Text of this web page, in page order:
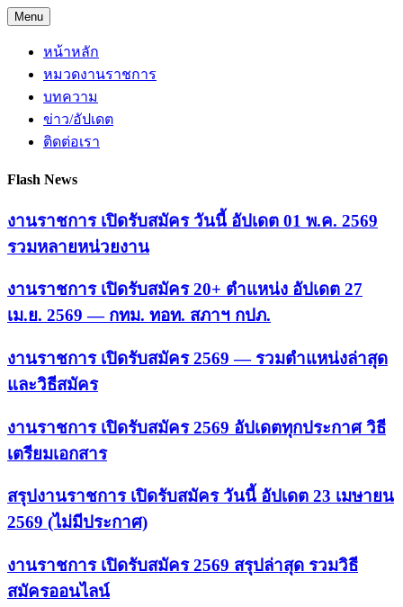
Skip
to
content
Menu
หน้าหลัก
หมวดงานราชการ
บทความ
ข่าว/อัปเดต
ติดต่อเรา
Flash News
งานราชการ เปิดรับสมัคร วันนี้ อัปเดต 01 พ.ค. 2569
รวมหลายหน่วยงาน
งานราชการ เปิดรับสมัคร 20+ ตำแหน่ง อัปเดต 27
เม.ย. 2569 — กทม. ทอท. สภาฯ กปภ.
งานราชการ เปิดรับสมัคร 2569 — รวมตำแหน่งล่าสุด
และวิธีสมัคร
งานราชการ เปิดรับสมัคร 2569 อัปเดตทุกประกาศ วิธี
เตรียมเอกสาร
สรุปงานราชการ เปิดรับสมัคร วันนี้ อัปเดต 23 เมษายน
2569 (ไม่มีประกาศ)
งานราชการ เปิดรับสมัคร 2569 สรุปล่าสุด รวมวิธี
สมัครออนไลน์